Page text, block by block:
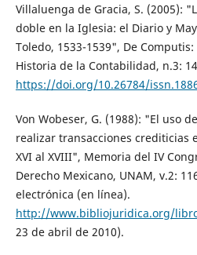
Villaluenga de Gracia, S. (2005):
doble en la Iglesia: el Diario y
Toledo, 1533-1539", De
Historia de la Contabilidad, n.3:
https://doi.org/10.26784/
Von Wobeser, G. (1988): "El uso
realizar transacciones crediticias
XVI al XVIII", Memoria del IV
Derecho Mexicano, UNAM, v.2:
electrónica (en línea).
http://www.bibliojuridica.org/
23 de abril de 2010).